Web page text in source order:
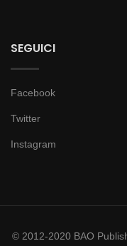
SEGUICI
Facebook
Twitter
Instagram
© 2012-2020 BAO